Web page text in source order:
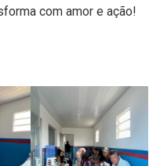
com amor e ação!